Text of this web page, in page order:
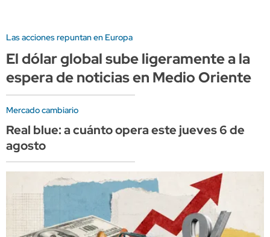
Las acciones repuntan en Europa
El dólar global sube ligeramente a la
espera de noticias en Medio Oriente
Mercado cambiario
Real blue: a cuánto opera este jueves 6 de
agosto